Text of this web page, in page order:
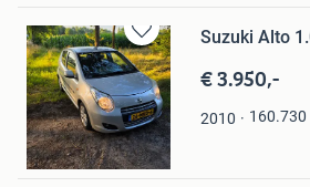
Bewaren
in
Mijn
Favorieten
Suzuki Alto
€ 3.950,-
2010 160.730
patrick
Dedemsvaart